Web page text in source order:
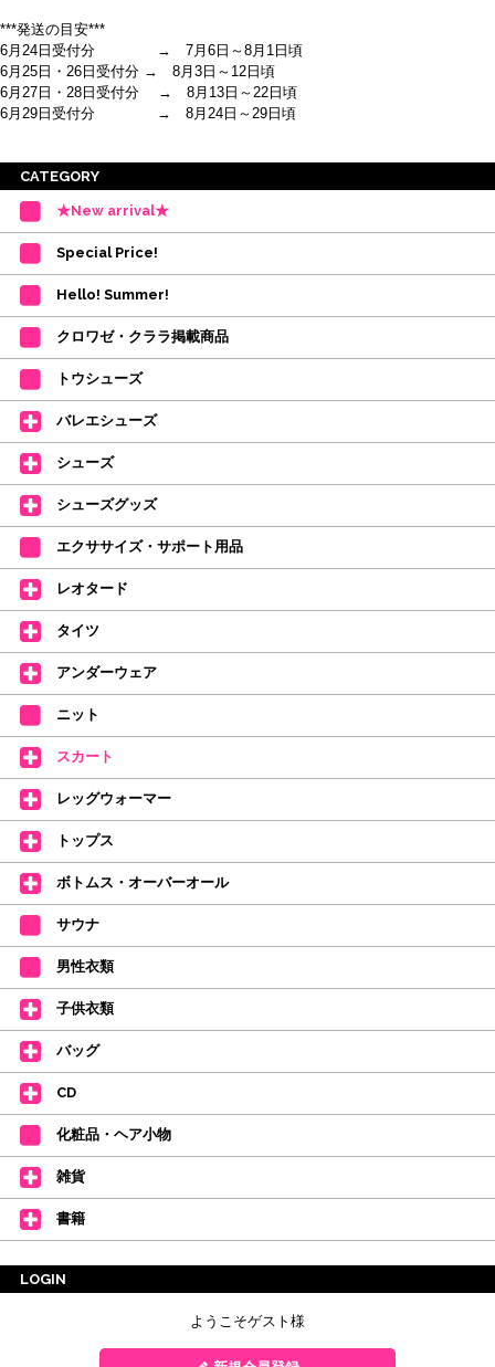
***発送の目安***
6月24日受付分 → 7月6日～8月1日頃
6月25日・26日受付分 → 8月3日～12日頃
6月27日・28日受付分 → 8月13日～22日頃
6月29日受付分 → 8月24日～29日頃
※ご注意
間を目安として下さい。
・在庫の確保は発送の直前に行います。カートに入れて注文完了となって
ご注文商品が在庫切れの場合は、上記お目安の頃にご連絡させていただき
カード決済をされたお客様は決済金額の変更をさせていただきます。
【ミルバ×たけいみき】オリジナルタオルが新登場!
レッスンのお供にはもちろん、毎日の持ち歩きやギフトにもぴったりのミル
バオリジナルタオルです。
たけいみきさんが描く「夢かわいい」バレエイラストが、そのままタオルに
なりました。
デラロミラノ2026コレクションの販売を開始しました☆
↑ご購入頂いたお客様に、デラロミラノのロゴ入りボールペンをプレゼント
中。
(お一人様1本限りになります)
価格改定のお知らせ
2026年4月1日よりシューズ全般、衣類など商品を値上げしました。
何卒ご理解いただけますようお願い申し上げます
【シューズのフィッティングについて】
全店、ご予約不要です(18:30まで)。タイツ・ソックス・トウパッドを
持参してください。
皆さまのダンスライフをサポートできるようなさまざまな商品をご紹介して
おります。
【新商品はこちらから】 ←ここをクリック♪
CATEGORY
★New arrival★
Special Price!
Hello! Summer!
クロワゼ・クララ掲載商品
トウシューズ
バレエシューズ
シューズ
シューズグッズ
エクササイズ・サポート用品
レオタード
タイツ
アンダーウェア
ニット
スカート
レッグウォーマー
トップス
ボトムス・オーバーオール
サウナ
男性衣類
子供衣類
バッグ
CD
化粧品・ヘア小物
雑貨
書籍
LOGIN
ようこそゲスト様